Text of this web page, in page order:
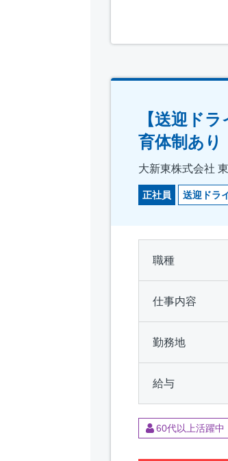
【送迎ド
育体制あり
大新東株式会社
正社員 送迎ドラ
職種
仕事内容
勤務地
給与
60代以上活躍中